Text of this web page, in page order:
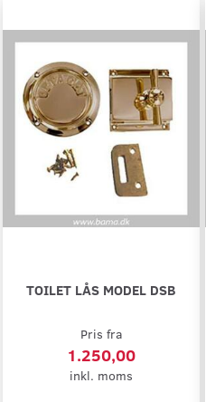
TOILET LÅS MODEL DSB
Pris fra
1.250,00
inkl. moms